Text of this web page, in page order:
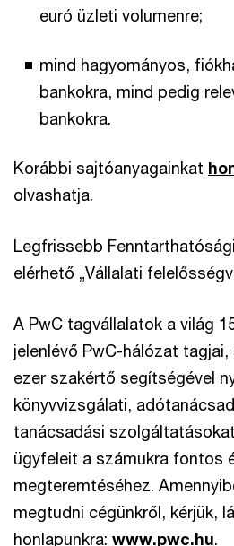
euró üzleti volumenre;
mind hagyományos,
bankokra, mind pedig
bankokra.
Korábbi sajtóanyagainkat
olvashatja.
Legfrissebb
elérhető „Vállalati
A PwC tagvállalatok a világ
jelenlévő PwC-hálózat
ezer szakértő segítségével
könyvvizsgálati,
tanácsadási
ügyfeleit a számukra fontos
megteremtéséhez.
megtudni cégünkről, kérjük,
honlapunkra: www.pwc.hu.